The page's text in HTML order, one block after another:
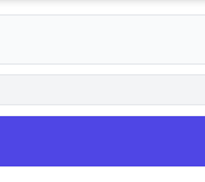
avansată